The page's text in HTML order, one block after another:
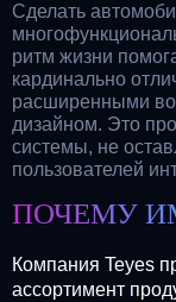
Сделать
ритм жизни
кардинально
расширенными
дизайном. Это
системы, не
пользователей
ПОЧЕМУ
Компания Teyes
ассортимент